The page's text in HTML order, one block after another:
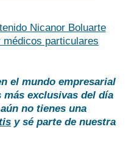
Nicanor Boluarte
particulares
el mundo empresarial
exclusivas del día
no tienes una
y sé parte de nuestra